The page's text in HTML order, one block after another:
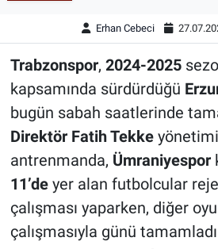
Erhan Cebeci
Trabzonspor, 2024-2025
kapsamında sürdürdüğü
bugün sabah saatlerinde
Direktör Fatih Tekke
antrenmanda, Ümraniyespor
11’deyer alan futbolcular
çalışması yaparken, diğer
çalışmasıyla günü